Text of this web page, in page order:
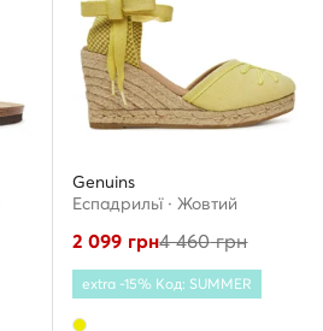
Genuins
Еспадрильї · Жовтий
2 099 грн4 460грн
extra -15% Код: SUMMER